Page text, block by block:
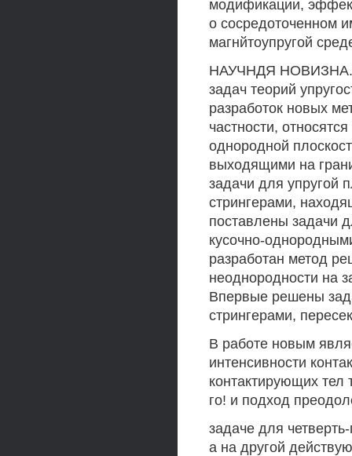
модификации,
о сосредоточенном
магнйтоупругой
НАУЧНДЯ НОВИЗНА.
задач теорий
разработок новых
частности,
однородной
выходящими на
задачи для упругой
стрингерами,
поставлены задачи
кусочно-
разработан метод
неоднородности на
Впервые решены
стрингерами,
В работе новым
интенсивности
контактирующих тел
го! и подход
задаче для
а на другой